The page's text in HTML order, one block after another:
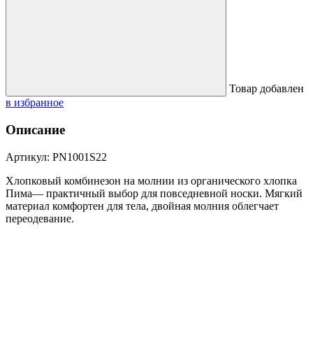
Товар добавлен
в избранное
Описание
Артикул: PN1001S22
Хлопковый комбинезон на молнии из органического хлопка
Пима— практичный выбор для повседневной носки. Мягкий
материал комфортен для тела, двойная молния облегчает
переодевание.